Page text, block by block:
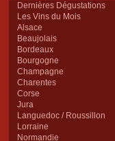
Dernières Dégustations
Les Vins du Mois
Alsace
Beaujolais
Bordeaux
Bourgogne
Champagne
Charentes
Corse
Jura
Languedoc / Roussillon
Lorraine
Normandie